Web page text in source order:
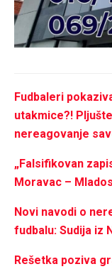
Fudbaleri
utakmice?!
nereagovanje
„Falsifikovan
Moravac –
Novi navodi o
fudbalu: Sudija iz
Rešetka poziva